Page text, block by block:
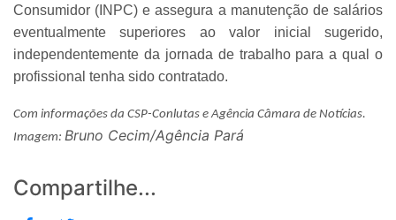
Consumidor (INPC) e assegura a manutenção de salários
eventualmente superiores ao valor inicial sugerido,
independentemente da jornada de trabalho para a qual o
profissional tenha sido contratado.
Com informações da CSP-Conlutas e Agência Câmara de Notícias.
Imagem: Bruno Cecim/Agência Pará
Compartilhe...